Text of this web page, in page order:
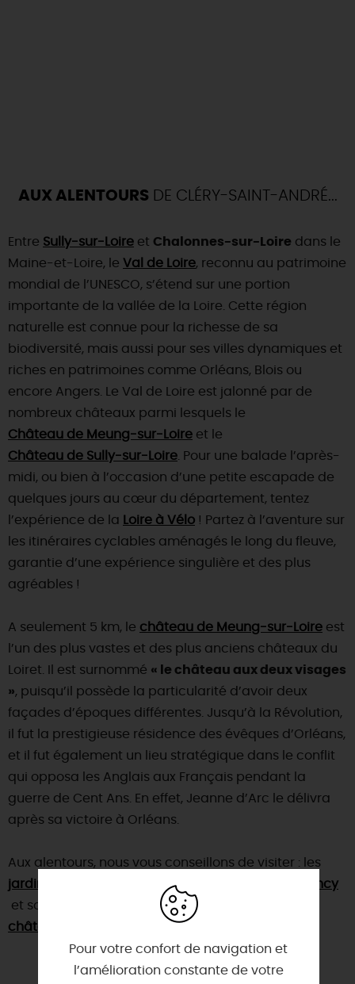
AUX ALENTOURS DE CLÉRY-SAINT-ANDRÉ...
Entre Sully-sur-Loire et Chalonnes-sur-Loire dans le
Maine-et-Loire, le Val de Loire, reconnu au patrimoine
mondial de l’UNESCO, s’étend sur une portion
importante de la vallée de la Loire. Cette région
naturelle est connue pour la richesse de sa
biodiversité, mais aussi pour ses villes dynamiques et
riches en patrimoines comme Orléans, Blois ou
encore Angers. Le Val de Loire est jalonné par de
nombreux châteaux parmi lesquels le
Château de Meung-sur-Loire et le
Château de Sully-sur-Loire . Pour une balade l’après-
midi, ou bien à l’occasion d’une petite escapade de
quelques jours au cœur du département, tentez
l’expérience de la Loire à Vélo ! Partez à l’aventure sur
les itinéraires cyclables aménagés le long du fleuve,
garantie d’une expérience singulière et des plus
agréables !
A seulement 5 km, le château de Meung-sur-Loire est
l’un des plus vastes et des plus anciens châteaux du
Loiret. Il est surnommé « le château aux deux visages
», puisqu’il possède la particularité d’avoir deux
façades d’époques différentes. Jusqu’à la Révolution,
il fut la prestigieuse résidence des évêques d’Orléans,
et il fut également un lieu stratégique dans le conflit
qui opposa les Anglais aux Français pendant la
guerre de Cent Ans. En effet, Jeanne d’Arc le délivra
après sa victoire à Orléans.
Aux alentours, nous vous conseillons de visiter : les
jardins de Roquelin
, la cité médiévale de
Beaugency
et son
parc Floral de la Source
château de Chambord
Pour votre confort de navigation et
l’amélioration constante de votre